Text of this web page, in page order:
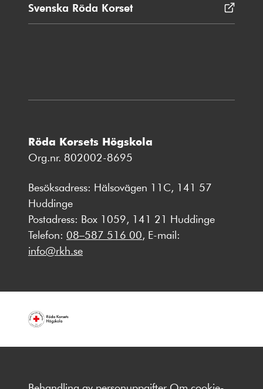
Svenska Röda Korset
i
Röda Korsets Högskola
Org.nr. 802002-8695
Besöksadress: Hälsovägen 11C, 141 57
Huddinge
Postadress: Box 1059, 141 21 Huddinge
Telefon: 08–587 516 00, E-mail:
info@rkh.se